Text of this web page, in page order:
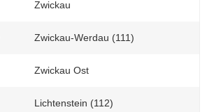
Zwickau
Zwickau-Werdau (111)
Zwickau Ost
Lichtenstein (112)